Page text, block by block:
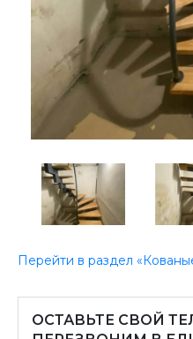
Перейти в раздел
ОСТАВЬТЕ СВОЙ